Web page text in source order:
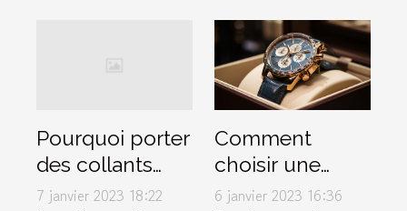
Pourquoi porter
des collants
polaires
7 janvier 2023 18:22
Comment
choisir une
montre de luxe
6 janvier 2023 16:36